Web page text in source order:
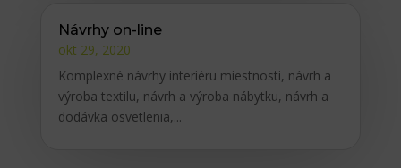
Návrhy on-line
okt 29, 2020
Komplexné návrhy interiéru miestnosti, návrh a
výroba textilu, návrh a výroba nábytku, návrh a
dodávka osvetlenia,...